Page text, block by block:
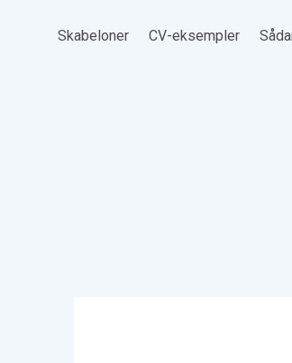
Skabeloner CV-eksempler